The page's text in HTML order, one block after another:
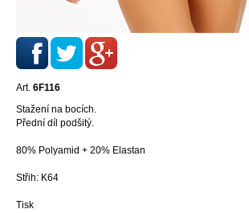
Art. 6F116
Stažení na bocích.
Přední díl podšitý.
80% Polyamid + 20% Elastan
Střih: K64
Tisk